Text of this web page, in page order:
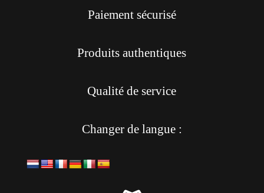
Paiement sécurisé
Produits authentiques
Qualité de service
Changer de langue :